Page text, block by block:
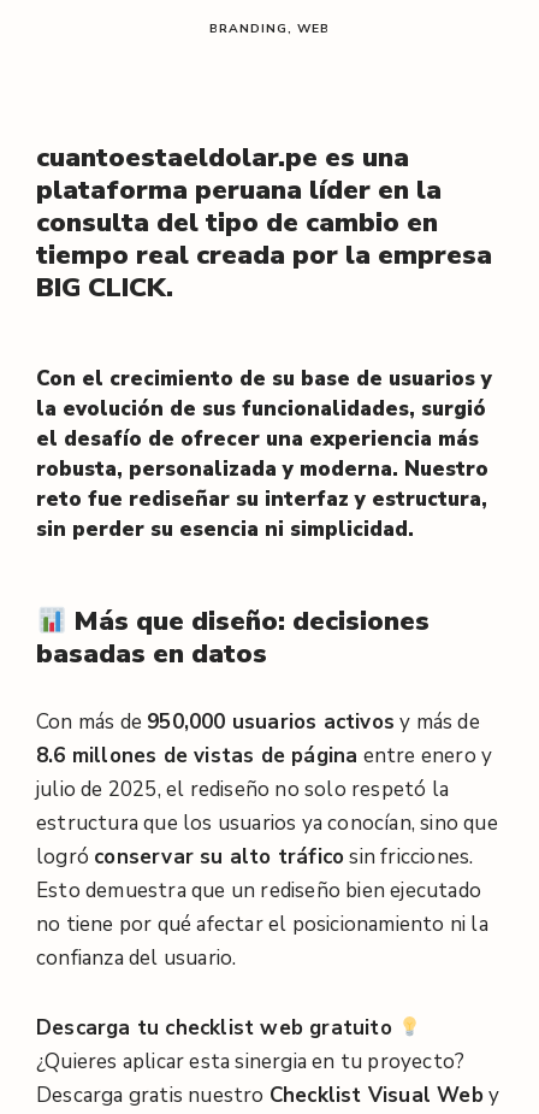
BRANDING WEB
cuantoestaeldolar.pe es una
plataforma peruana líder en la
consulta del tipo de cambio en
tiempo real creada por la empresa
BIG CLICK.
Con el crecimiento de su base de usuarios y
la evolución de sus funcionalidades, surgió
el desafío de ofrecer una experiencia más
robusta, personalizada y moderna. Nuestro
reto fue rediseñar su interfaz y estructura,
sin perder su esencia ni simplicidad.
Más que diseño: decisiones
basadas en datos
Con más de 950,000 usuarios activos y más de
8.6 millones de vistas de página entre enero y
julio de 2025, el rediseño no solo respetó la
estructura que los usuarios ya conocían, sino que
logró conservar su alto tráficosin fricciones.
Esto demuestra que un rediseño bien ejecutado
no tiene por qué afectar el posicionamiento ni la
confianza del usuario.
Descarga tu checklist web gratuito
¿Quieres aplicar esta sinergia en tu proyecto?
Descarga gratis nuestro Checklist Visual Weby